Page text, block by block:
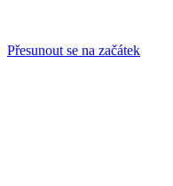
Přesunout se na začátek